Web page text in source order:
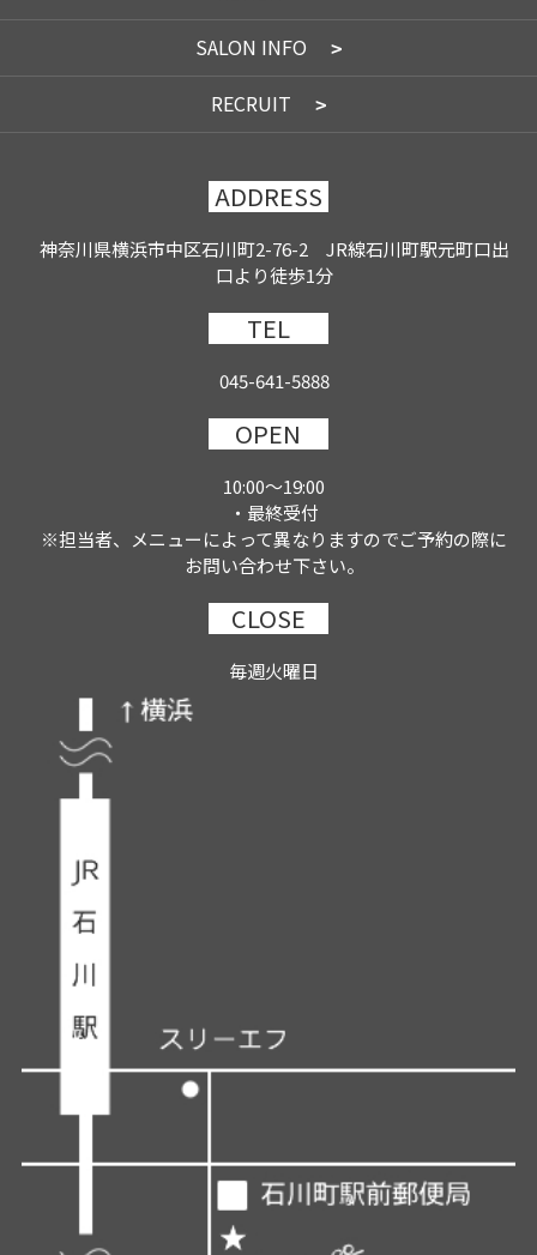
SALON INFO
RECRUIT
ADDRESS
神奈川県横浜市中区石川町2-76-2 JR線石川町駅元町口出
口より徒歩1分
TEL
045-641-5888
OPEN
10:00～19:00
・最終受付
※担当者、メニューによって異なりますのでご予約の際に
お問い合わせ下さい。
CLOSE
毎週火曜日